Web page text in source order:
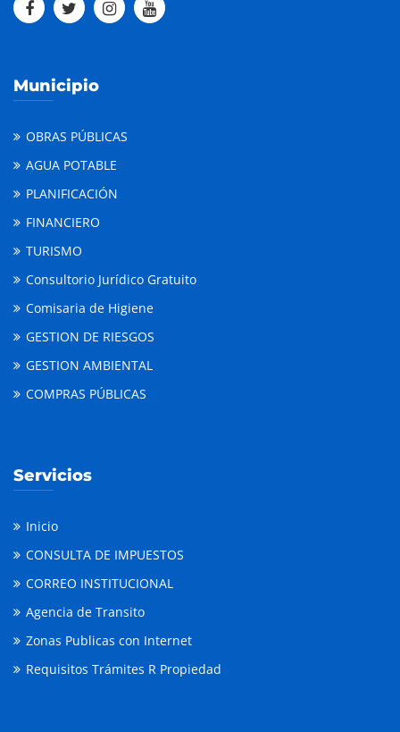
Municipio
OBRAS PÚBLICAS
AGUA POTABLE
PLANIFICACIÓN
FINANCIERO
TURISMO
Consultorio Jurídico Gratuito
Comisaria de Higiene
GESTION DE RIESGOS
GESTION AMBIENTAL
COMPRAS PÚBLICAS
Servicios
Inicio
CONSULTA DE IMPUESTOS
CORREO INSTITUCIONAL
Agencia de Transito
Zonas Publicas con Internet
Requisitos Trámites R Propiedad